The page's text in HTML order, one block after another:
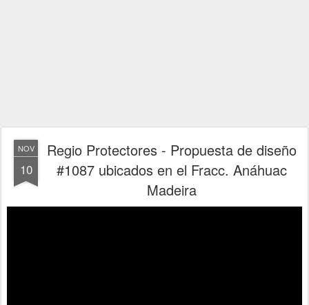
NOV
10
Regio Protectores - Propuesta de diseño
#1087 ubicados en el Fracc. Anáhuac
Madeira